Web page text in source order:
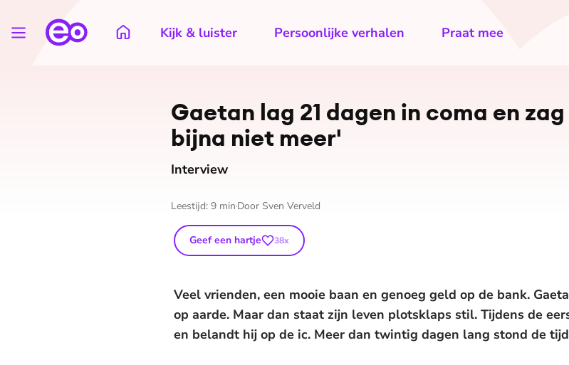
Kijk & luister Persoonlijke verhalen Praat mee
Gaetan lag 21 dagen in coma en
bijna niet meer'
Interview
Leestijd: 9 min Door Sven Verveld
Geef een hartje 38x
Veel vrienden, een mooie baan en genoeg geld op de bank.
op aarde. Maar dan staat zijn leven plotsklaps stil. Tijdens de
en belandt hij op de ic. Meer dan twintig dagen lang stond de